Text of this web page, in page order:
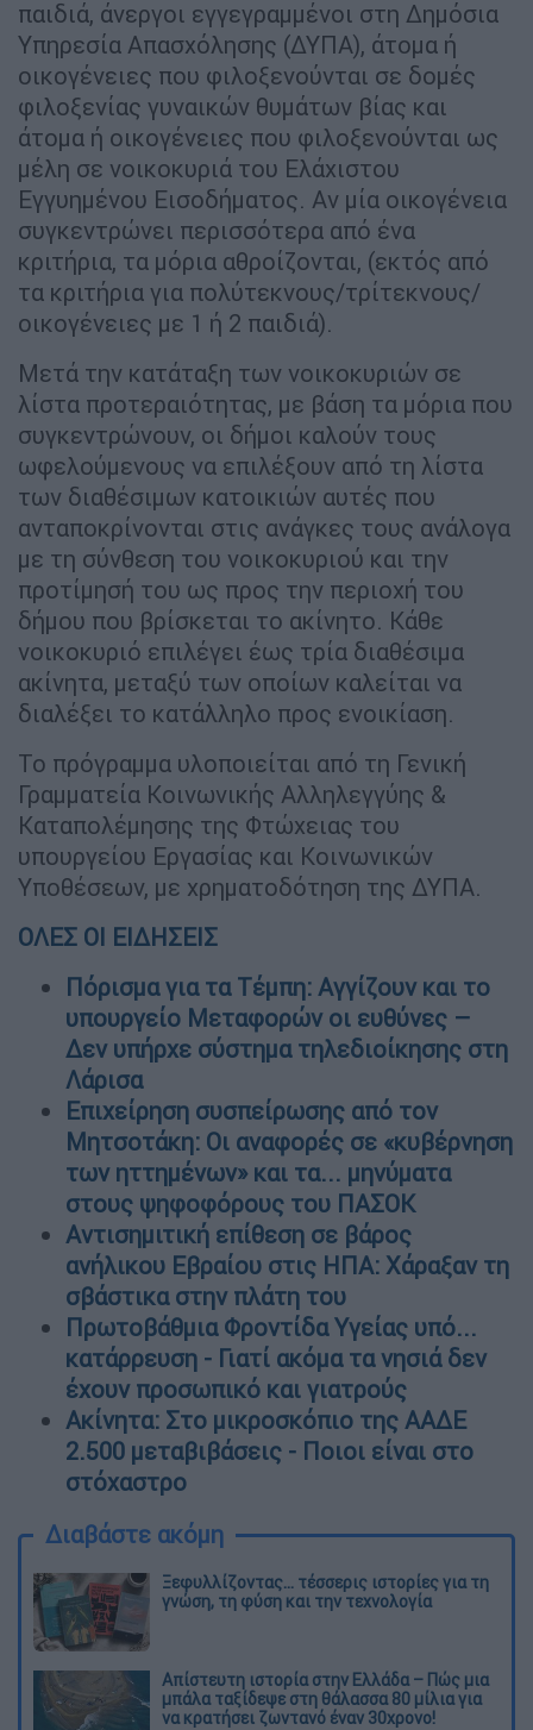
παιδιά, άνεργοι εγγεγραμμένοι στη Δημόσια
Υπηρεσία Απασχόλησης (ΔΥΠΑ), άτομα ή
οικογένειες που φιλοξενούνται σε δομές
φιλοξενίας γυναικών θυμάτων βίας και
άτομα ή οικογένειες που φιλοξενούνται ως
μέλη σε νοικοκυριά του Ελάχιστου
Εγγυημένου Εισοδήματος. Αν μία οικογένεια
συγκεντρώνει περισσότερα από ένα
κριτήρια, τα μόρια αθροίζονται, (εκτός από
τα κριτήρια για πολύτεκνους/τρίτεκνους/
οικογένειες με 1 ή 2 παιδιά).
Μετά την κατάταξη των νοικοκυριών σε
λίστα προτεραιότητας, με βάση τα μόρια που
συγκεντρώνουν, οι δήμοι καλούν τους
ωφελούμενους να επιλέξουν από τη λίστα
των διαθέσιμων κατοικιών αυτές που
ανταποκρίνονται στις ανάγκες τους ανάλογα
με τη σύνθεση του νοικοκυριού και την
προτίμησή του ως προς την περιοχή του
δήμου που βρίσκεται το ακίνητο. Κάθε
νοικοκυριό επιλέγει έως τρία διαθέσιμα
ακίνητα, μεταξύ των οποίων καλείται να
διαλέξει το κατάλληλο προς ενοικίαση.
Το πρόγραμμα υλοποιείται από τη Γενική
Γραμματεία Κοινωνικής Αλληλεγγύης &
Καταπολέμησης της Φτώχειας του
υπουργείου Εργασίας και Κοινωνικών
Υποθέσεων, με χρηματοδότηση της ΔΥΠΑ.
ΟΛΕΣ ΟΙ ΕΙΔΗΣΕΙΣ
Πόρισμα για τα Τέμπη: Αγγίζουν και το
υπουργείο Μεταφορών οι ευθύνες –
Δεν υπήρχε σύστημα τηλεδιοίκησης στη
Λάρισα
Επιχείρηση συσπείρωσης από τον
Μητσοτάκη: Οι αναφορές σε «κυβέρνηση
των ηττημένων» και τα... μηνύματα
στους ψηφοφόρους του ΠΑΣΟΚ
Αντισημιτική επίθεση σε βάρος
ανήλικου Εβραίου στις ΗΠΑ: Χάραξαν τη
σβάστικα στην πλάτη του
Πρωτοβάθμια Φροντίδα Υγείας υπό...
κατάρρευση - Γιατί ακόμα τα νησιά δεν
έχουν προσωπικό και γιατρούς
Ακίνητα: Στο μικροσκόπιο της ΑΑΔΕ
2.500 μεταβιβάσεις - Ποιοι είναι στο
στόχαστρο
Διαβάστε ακόμη
Ξεφυλλίζοντας... τέσσερις ιστορίες για τη
γνώση, τη φύση και την τεχνολογία
Απίστευτη ιστορία στην Ελλάδα – Πώς μια
μπάλα ταξίδεψε στη θάλασσα 80 μίλια για
να κρατήσει ζωντανό έναν 30χρονο!